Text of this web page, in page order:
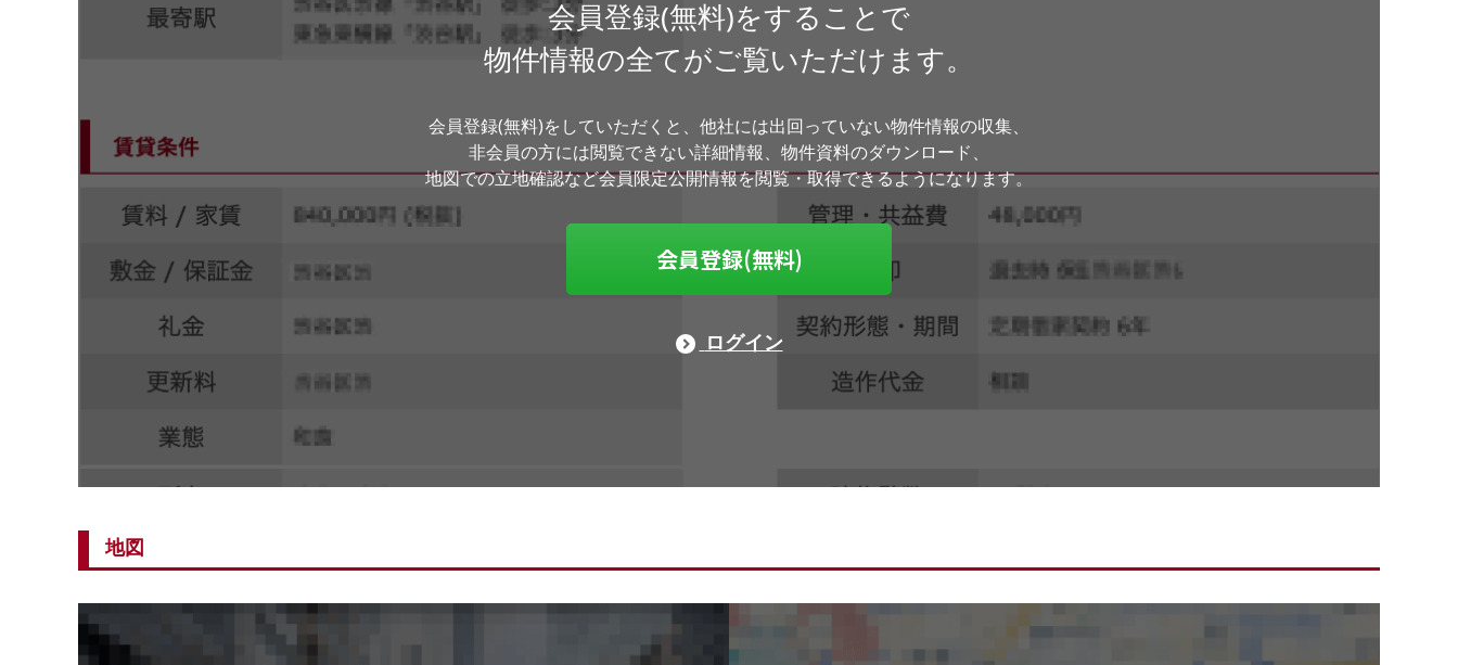
会員登録(無料)をすることで
物件情報の全てがご覧いただけます。
会員登録(無料)をしていただくと、他社には出回っていない物件情報の収集、
非会員の方には閲覧できない詳細情報、物件資料のダウンロード、
地図での立地確認など会員限定公開情報を閲覧・取得できるようになります。
会員登録(無料)
ログイン
地図